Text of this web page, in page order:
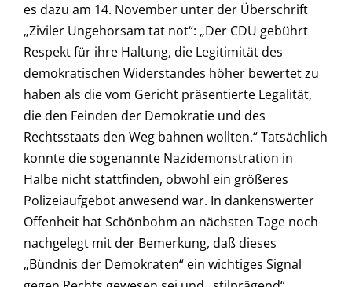
es dazu am 14. November unter der Überschrift
„Ziviler Ungehorsam tat not“: „Der CDU gebührt
Respekt für ihre Haltung, die Legitimität des
demokratischen Widerstandes höher bewertet zu
haben als die vom Gericht präsentierte Legalität,
die den Feinden der Demokratie und des
Rechtsstaats den Weg bahnen wollten.“ Tatsächlich
konnte die sogenannte Nazidemonstration in
Halbe nicht stattfinden, obwohl ein größeres
Polizeiaufgebot anwesend war. In dankenswerter
Offenheit hat Schönbohm an nächsten Tage noch
nachgelegt mit der Bemerkung, daß dieses
„Bündnis der Demokraten“ ein wichtiges Signal